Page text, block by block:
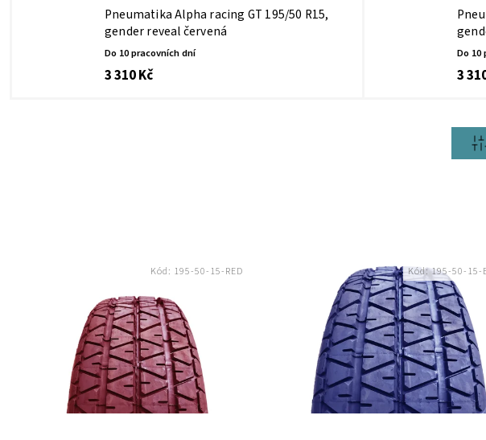
Pneumatika Alpha racing GT 195/50 R15,
gender reveal červená
Do 10 pracovních dní
3 310 Kč
Do 10
3
Kód: 195-50-15-RED Kód:195-50-15-